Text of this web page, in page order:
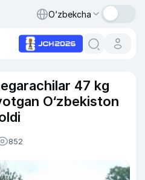
O‘zbekcha
47 kg
O‘zbekiston
852